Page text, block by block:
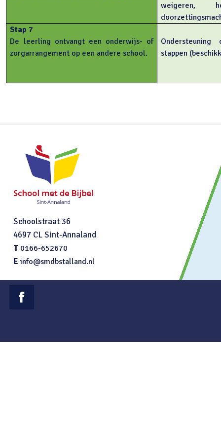
weigeren,
Stap 7
De leerling ontvangt een onderwijs- of
zorgarrangement op een andere school.
stappen
Schoolstraat 36
•
4697 CL Sint-Annaland
T 0166-652670
•
E info@smdbstalland.nl
